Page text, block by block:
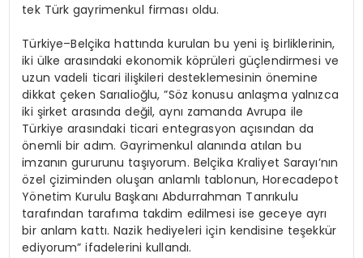
tek Türk gayrimenkul firması oldu.
Türkiye–Belçika hattında kurulan bu yeni iş birliklerinin,
iki ülke arasındaki ekonomik köprüleri güçlendirmesi ve
uzun vadeli ticari ilişkileri desteklemesinin önemine
dikkat çeken Sarıalioğlu, ”Söz konusu anlaşma yalnızca
iki şirket arasında değil, aynı zamanda Avrupa ile
Türkiye arasındaki ticari entegrasyon açısından da
önemli bir adım. Gayrimenkul alanında atılan bu
imzanın gururunu taşıyorum. Belçika Kraliyet Sarayı’nın
özel çiziminden oluşan anlamlı tablonun, Horecadepot
Yönetim Kurulu Başkanı Abdurrahman Tanrıkulu
tarafından tarafıma takdim edilmesi ise geceye ayrı
bir anlam kattı. Nazik hediyeleri için kendisine teşekkür
ediyorum” ifadelerini kullandı.